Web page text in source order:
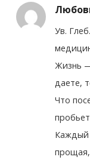
Ув.
Жизнь
даете,
Что
Каждый